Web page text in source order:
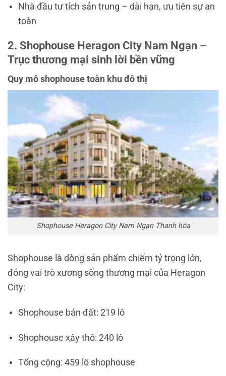
Nhà đầu tư tích sản trung – dài hạn, ưu tiên sự an
toàn
2. Shophouse Heragon City Nam Ngạn –
Trục thương mại sinh lời bền vững
Quy mô shophouse toàn khu đô thị
Shophouse Heragon City Nam Ngạn Thanh hóa
Shophouse là dòng sản phẩm chiếm tỷ trọng lớn,
đóng vai trò xương sống thương mại của Heragon
City:
Shophouse bán đất: 219 lô
Shophouse xây thô: 240 lô
Tổng cộng: 459 lô shophouse